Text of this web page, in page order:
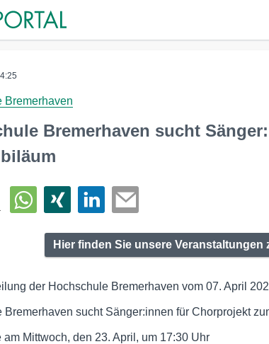
Bremerhaven
Bremerhaven sucht
Hier finden Sie unsere Veranstaltungen
der Hochschule Bremerhaven vom 07. April
Bremerhaven sucht Sänger:innen für Chorprojekt
am Mittwoch, den 23. April, um 17:30 Uhr